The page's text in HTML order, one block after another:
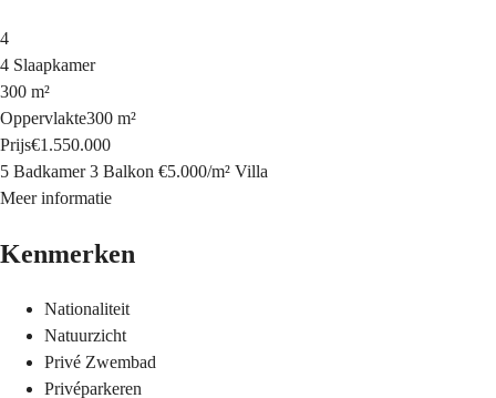
4
4 Slaapkamer
300 m²
Oppervlakte300 m²
Prijs€1.550.000
5 Badkamer 3 Balkon €5.000/m² Villa
Meer informatie
Kenmerken
Nationaliteit
Natuurzicht
Privé Zwembad
Privéparkeren